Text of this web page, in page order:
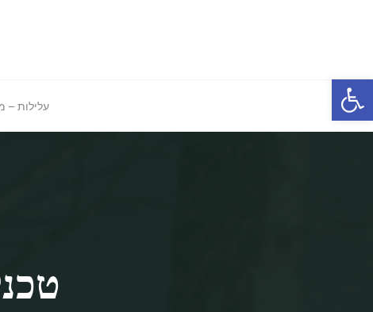
פתח סרגל נגישות
עלילות –